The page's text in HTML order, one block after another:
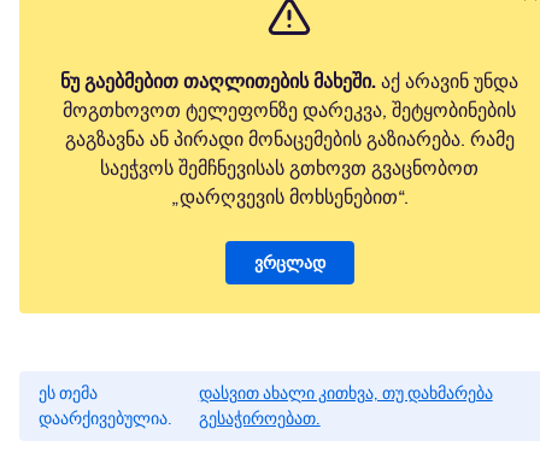
ნუ გაებმებით თაღლითების მახეში. აქ არავინ უნდა
მოგთხოვოთ ტელეფონზე დარეკვა, შეტყობინების
გაგზავნა ან პირადი მონაცემების გაზიარება. რამე
საეჭვოს შემჩნევისას გთხოვთ გვაცნობოთ
„დარღვევის მოხსენებით“.
ვრცლად
ეს თემა
დაარქივებულია.
დასვით ახალი კითხვა, თუ დახმარება
გესაჭიროებათ.